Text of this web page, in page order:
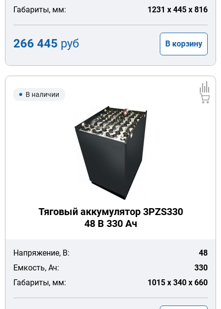
Габариты, мм:
1231 x 445 x 816
266 445 руб В корзину
В наличии
Тяговый аккумулятор 3PZS330
48 В 330 Ач
Напряжение, В:
48
Емкость, Ач:
330
Габариты, мм:
1015 x 340 x 660